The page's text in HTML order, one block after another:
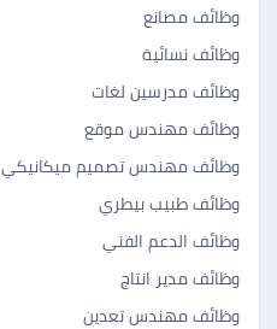
وظائف مصانع
وظائف نسائية
وظائف مدرسين لغات
وظائف مهندس موقع
وظائف مهندس تصميم ميكانيكي
وظائف طبيب بيطري
وظائف الدعم الفني
وظائف مدير انتاج
وظائف مهندس تعدين